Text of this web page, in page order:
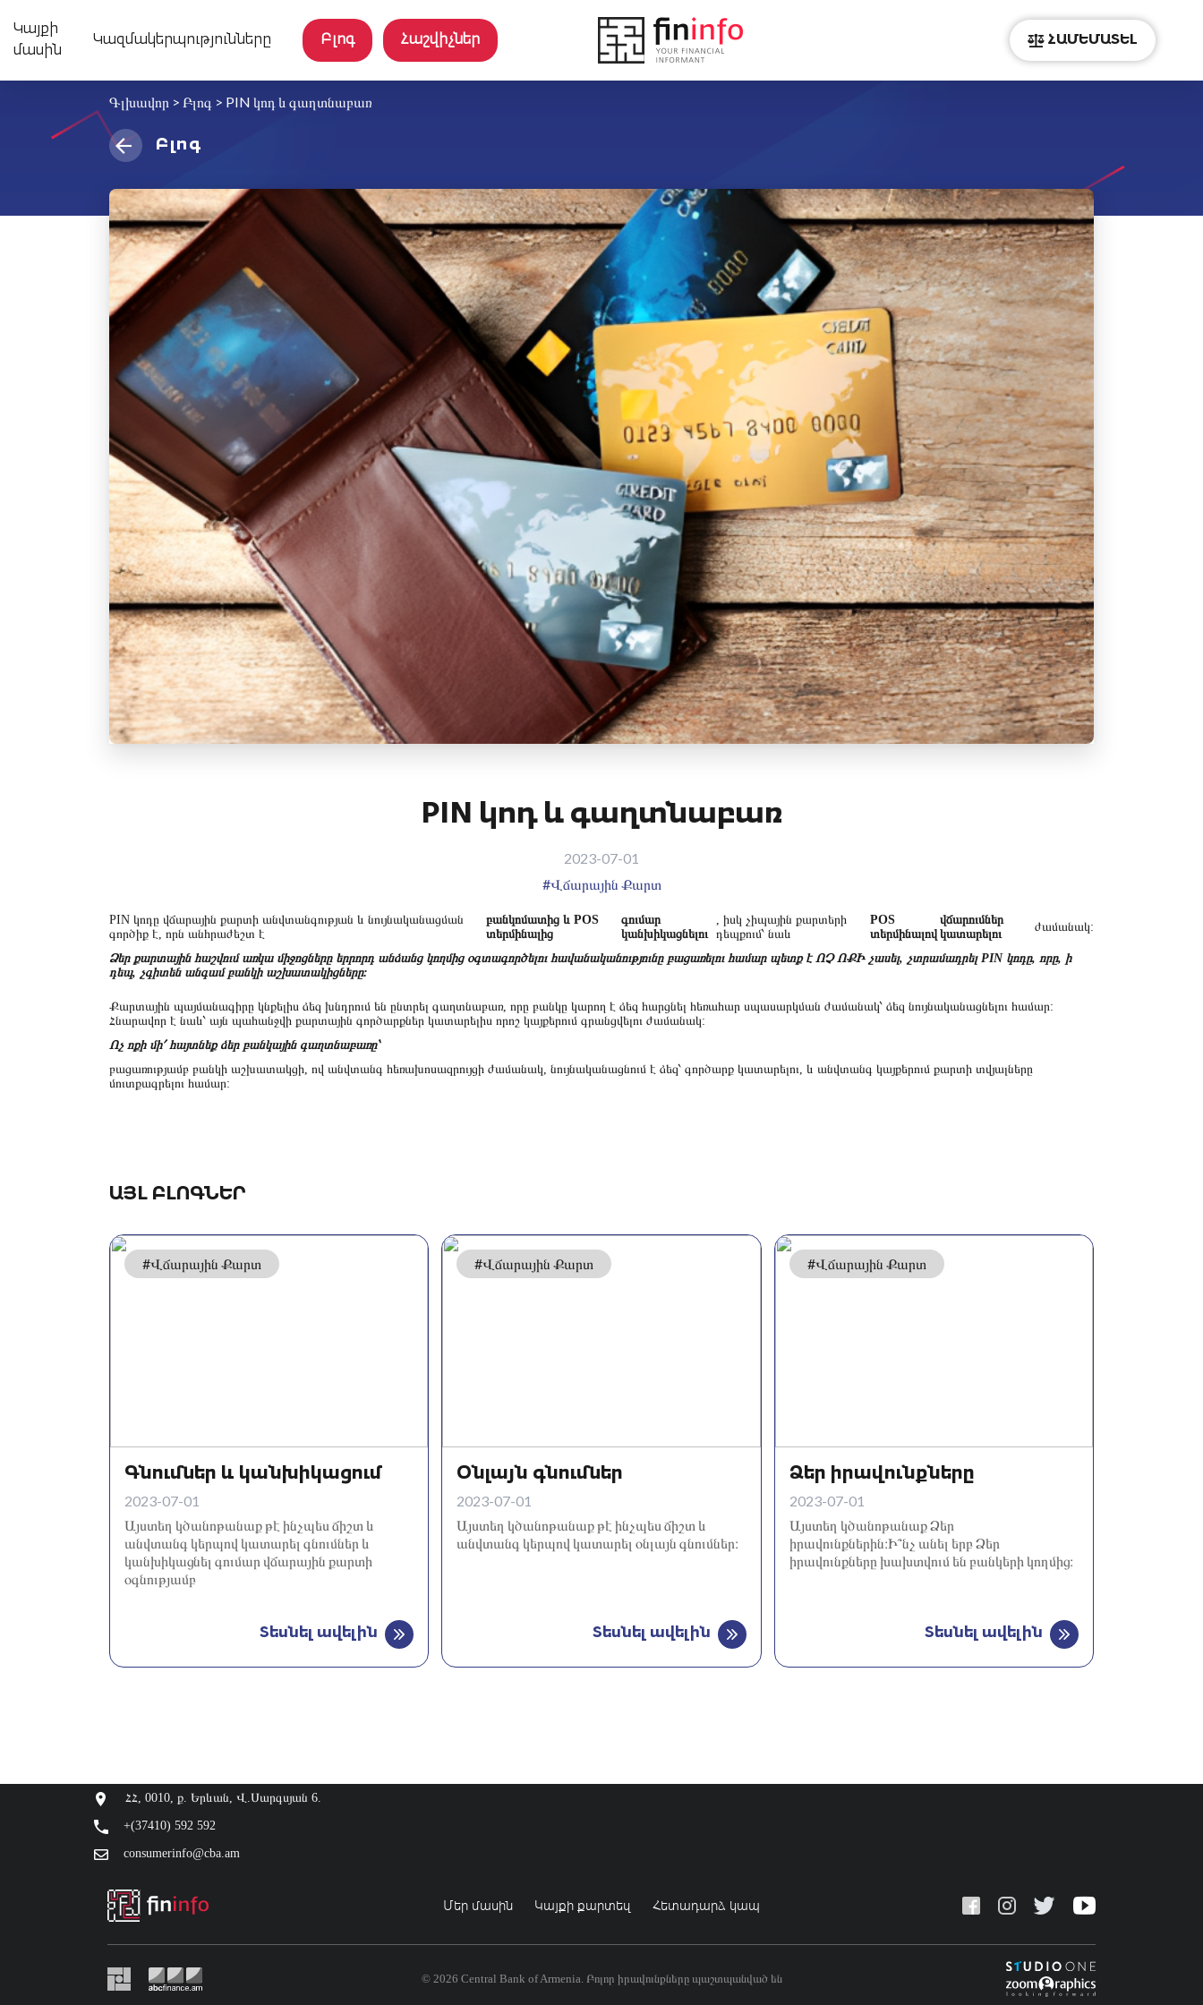
Կայքի
մասին
Կազմակերպությունները Բլոգ Հաշվիչներ ՀԱՄԵՄԱՏԵԼ
Գլխավոր > Բլոգ > PIN կոդ և գաղտնաբառ
Բլոգ
PIN կոդ և գաղտնաբառ
2023-07-01
#Վճարային Քարտ
PIN կոդը վճարային քարտի անվտանգության և նույնականացման
գործիք է, որն անհրաժեշտ է
բանկոմատից և POS
տերմինալից
գումար
կանխիկացնելու
, իսկ չիպային քարտերի
դեպքում՝ նաև
POS
տերմինալով
վճարումներ
կատարելու
ժամանակ:
Ձեր քարտային հաշվում առկա միջոցները երրորդ անձանց կողմից օգտագործելու հավանականությունը բացառելու համար պետք է ՈՉ ՈՔԻ չասել, չտրամադրել PIN կոդը, որը, ի
դեպ, չգիտեն անգամ բանկի աշխատակիցները:
Քարտային պայմանագիրը կնքելիս ձեզ խնդրում են ընտրել գաղտնաբառ, որը բանկը կարող է ձեզ հարցնել հեռահար սպասարկման ժամանակ՝ ձեզ նույնականացնելու համար:
Հնարավոր է նաև՝ այն պահանջվի քարտային գործարքներ կատարելիս որոշ կայքերում գրանցվելու ժամանակ:
Ոչ ոքի մի՛ հայտնեք ձեր բանկային գաղտնաբառը՝
բացառությամբ բանկի աշխատակցի, ով անվտանգ հեռախոսազրույցի ժամանակ, նույնականացնում է ձեզ՝ գործարք կատարելու, և անվտանգ կայքերում քարտի տվյալները
մուտքագրելու համար:
ԱՅԼ ԲԼՈԳՆԵՐ
#Վճարային Քարտ
Գնումներ և կանխիկացում
2023-07-01
Այստեղ կծանոթանաք թէ ինչպես ճիշտ և
անվտանգ կերպով կատարել գնումներ և
կանխիկացնել գումար վճարային քարտի
օգնությամբ
Տեսնել ավելին
#Վճարային Քարտ
Օնլայն գնումներ
2023-07-01
Այստեղ կծանոթանաք թէ ինչպես ճիշտ և
անվտանգ կերպով կատարել օնլայն գնումներ։
Տեսնել ավելին
#Վճարային Քարտ
Ձեր իրավունքները
2023-07-01
Այստեղ կծանոթանաք Ձեր
իրավունքներին։Ի՞նչ անել երբ Ձեր
իրավունքները խախտվում են բանկերի կողմից։
Տեսնել ավելին
ՀՀ, 0010, ք. Երևան, Վ.Սարգսյան 6.
+(37410) 592 592
consumerinfo@cba.am
Մեր մասին Կայքի քարտեզ Հետադարձ կապ
© 2026 Central Bank of Armenia. Բոլոր իրավունքները պաշտպանված են